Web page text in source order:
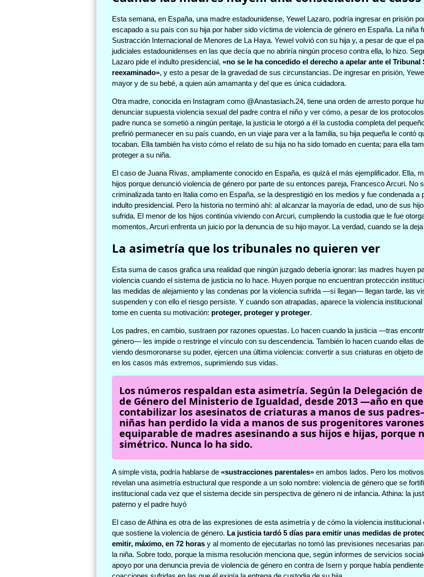
Esta semana, en España, una madre estadounidense, Yewel Lazaro, podría ingresar en prisión
escapado a su país con su hija por haber sido víctima de violencia de género en España. La niña
Sustracción Internacional de Menores de La Haya. Yewel volvió con su hija y, a pesar de que el
judiciales estadounidenses en las que decía que no abriría ningún proceso contra ella, lo hizo.
Lazaro pide el indulto presidencial, «no se le ha concedido el derecho a apelar ante el
reexaminado», y esto a pesar de la gravedad de sus circunstancias. De ingresar en prisión,
mayor y de su bebé, a quien aún amamanta y del que es única cuidadora.
Otra madre, conocida en Instagram como @Anastasiach.24, tiene una orden de arresto porque
denunciar supuesta violencia sexual del padre contra el niño y ver cómo, a pesar de los
padre nunca se sometió a ningún peritaje, la justicia le otorgó a él la custodia completa del
prefirió permanecer en su país cuando, en un viaje para ver a la familia, su hija pequeña le contó
tocaban. Ella también ha visto cómo el relato de su hija no ha sido tomado en cuenta; para ella
proteger a su niña.
El caso de Juana Rivas, ampliamente conocido en España, es quizá el más ejemplificador. Ella,
hijos porque denunció violencia de género por parte de su entonces pareja, Francesco Arcuri. No
criminalizada tanto en Italia como en España, se la desprestigió en los medios y fue condenada a
indulto presidencial. Pero la historia no terminó ahí: al alcanzar la mayoría de edad, uno de sus
sufrida. El menor de los hijos continúa viviendo con Arcuri, cumpliendo la custodia que le fue
momentos, Arcuri enfrenta un juicio por la denuncia de su hijo mayor. La verdad, cuando se la
La asimetría que los tribunales no quieren ver
Esta suma de casos grafica una realidad que ningún juzgado debería ignorar: las madres huyen
violencia cuando el sistema de justicia no lo hace. Huyen porque no encuentran protección
las medidas de alejamiento y las condenas por la violencia sufrida —si llegan— llegan tarde, las
suspenden y con ello el riesgo persiste. Y cuando son atrapadas, aparece la violencia
tome en cuenta su motivación: proteger, proteger y proteger.
Los padres, en cambio, sustraen por razones opuestas. Lo hacen cuando la justicia —tras
género— les impide o restringe el vínculo con su descendencia. También lo hacen cuando ellas
viendo desmoronarse su poder, ejercen una última violencia: convertir a sus criaturas en objeto
en los casos más extremos, suprimiendo sus vidas.
Los números respaldan esta asimetría. Según la Delegación
de Género del Ministerio de Igualdad, desde 2013 —año en
contabilizar los asesinatos de criaturas a manos de sus
niñas han perdido la vida a manos de sus progenitores
equiparable de madres asesinando a sus hijos e hijas, porque
simétrico. Nunca lo ha sido.
A simple vista, podría hablarse de «sustracciones parentales» en ambos lados. Pero los
revelan una asimetría estructural que responde a un solo nombre: violencia de género que se
institucional cada vez que el sistema decide sin perspectiva de género ni de infancia. Athina: la
paterno y el padre huyó
El caso de Athina es otra de las expresiones de esta asimetría y de cómo la violencia
que sostiene la violencia de género. La justicia tardó 5 días para emitir unas medidas de
emitir, máximo, en 72 horas y al momento de ejecutarlas no tomó las previsiones necesarias
la niña. Sobre todo, porque la misma resolución menciona que, según informes de servicios
apoyo por una denuncia previa de violencia de género en contra de Isern y porque había